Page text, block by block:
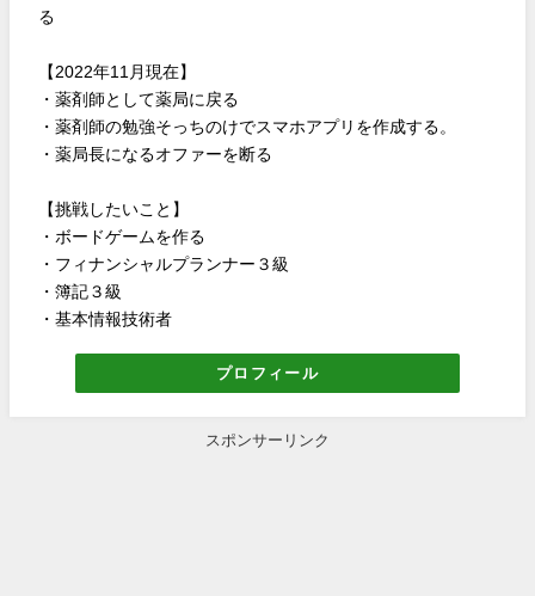
る
【2022年11月現在】
・薬剤師として薬局に戻る
・薬剤師の勉強そっちのけでスマホアプリを作成する。
・薬局長になるオファーを断る
【挑戦したいこと】
・ボードゲームを作る
・フィナンシャルプランナー３級
・簿記３級
・基本情報技術者
プロフィール
スポンサーリンク